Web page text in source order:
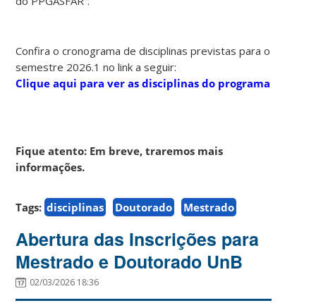
Confira o cronograma de disciplinas previstas para o
semestre 2026.1 no link a seguir:
Clique aqui para ver as disciplinas do programa
Fique atento: Em breve, traremos mais
informações.
Tags: disciplinas Doutorado Mestrado
Abertura das Inscrições para
Mestrado e Doutorado UnB
02/03/2026 18:36